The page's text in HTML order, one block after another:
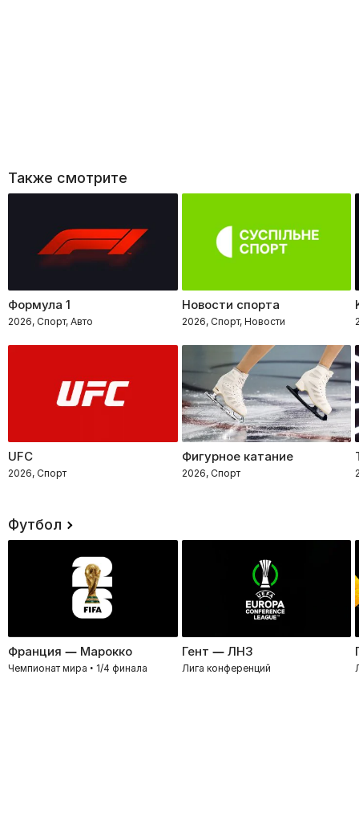
Также смотрите
Формула 1
2026, Спорт, Авто
Новости спорта
2026, Спорт, Новости
UFC
2026, Спорт
Фигурное катание
2026, Спорт
Футбол
Франция — Марокко
Чемпионат мира • 1/4 финала
Гент — ЛНЗ
Лига конференций